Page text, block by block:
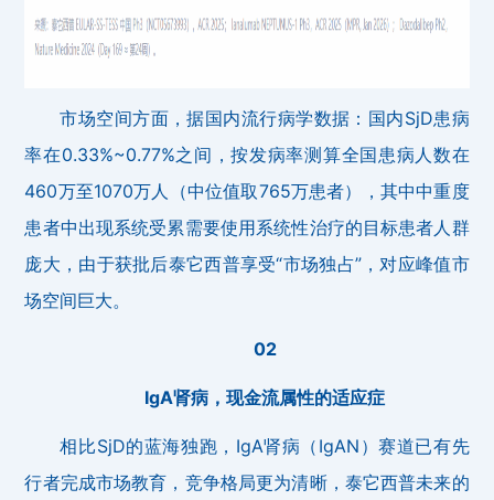
市场空间方面，据国内流行病学数据：国内SjD患病
率在0.33%~0.77%之间，按发病率测算全国患病人数在
460万至1070万人（中位值取765万患者），其中中重度
患者中出现系统受累需要使用系统性治疗的目标患者人群
庞大，由于获批后泰它西普享受“市场独占”，对应峰值市
场空间巨大。
02
IgA肾病，现金流属性的适应症
相比SjD的蓝海独跑，IgA肾病（IgAN）赛道已有先
行者完成市场教育，竞争格局更为清晰，泰它西普未来的